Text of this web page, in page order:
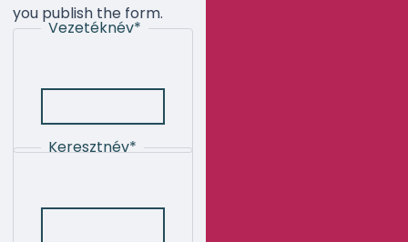
you publish the form.
Vezetéknév*
Keresztnév*